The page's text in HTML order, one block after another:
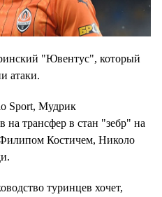
"Ювентус", который
атаки.
Sport, Мудрик
на трансфер в стан "зебр" на
Костичем, Николо
туринцев хочет,